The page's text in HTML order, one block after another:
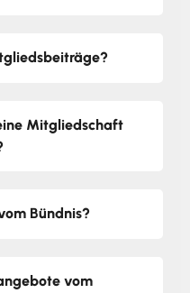
Mitgliedschaft
Bündnis?
vom